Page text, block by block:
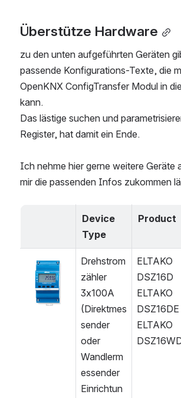
Überstütze Hardware
zu den unten aufgeführten Geräten
passende Konfigurations-Texte, die
OpenKNX ConfigTransfer Modul in
kann.
Das lästige suchen und
Register, hat damit ein Ende.
Ich nehme hier gerne weitere Geräte
mir die passenden Infos zukommen
Device
Type
Product
öffnen
Drehstrom
zähler
3x100A
(Direktmes
sender
oder
Wandlerm
essender
Einrichtun
ELTAKO
DSZ16D
ELTAKO
DSZ16DE
ELTAKO